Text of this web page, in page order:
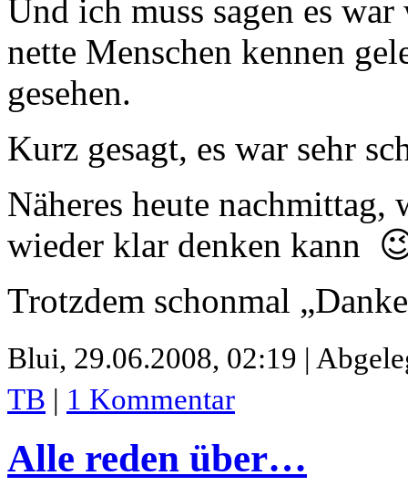
Und ich muss sagen es
nette Menschen kennen
gesehen.
Kurz gesagt, es war sehr
Näheres heute nachmittag,
wieder klar denken kann
Trotzdem schonmal
Blui, 29.06.2008, 02:19 |
TB | 1 Kommentar
Alle reden über…